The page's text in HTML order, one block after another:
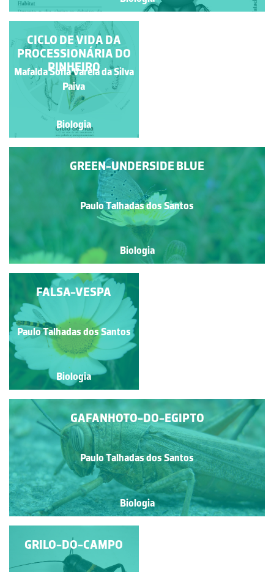
BARATA AMERICANA
Natacha Martinho
Biologia
CICLO DE VIDA DA
PROCESSIONÁRIA DO
PINHEIRO
Mafalda Sofia Varela da Silva
Paiva
Biologia
GREEN-UNDERSIDE BLUE
Paulo Talhadas dos Santos
Biologia
ALMIRANTE-
VERMELHO
Paulo Talhadas dos Santos
Biologia
FALSA-VESPA
Paulo Talhadas dos Santos
Biologia
GAFANHOTO-DO-EGIPTO
Paulo Talhadas dos Santos
Biologia
BUFFALO
TREEHOPPER
GRILO-DO-CAMPO